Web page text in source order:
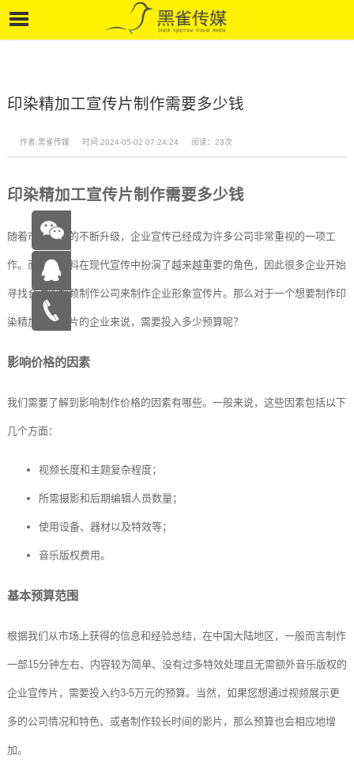
印染精加工宣传片制作需要多少钱
作者:黑雀传媒 时间:2024-05-02 07:24:24 阅读：23次
印染精加工宣传片制作需要多少钱
随着市场竞争的不断升级，企业宣传已经成为许多公司非常重视的一项工
作。而影像资料在现代宣传中扮演了越来越重要的角色，因此很多企业开始
寻找合适的视频制作公司来制作企业形象宣传片。那么对于一个想要制作印
染精加工宣传片的企业来说，需要投入多少预算呢？
影响价格的因素
我们需要了解到影响制作价格的因素有哪些。一般来说，这些因素包括以下
几个方面：
视频长度和主题复杂程度；
所需摄影和后期编辑人员数量；
使用设备、器材以及特效等；
音乐版权费用。
基本预算范围
根据我们从市场上获得的信息和经验总结，在中国大陆地区，一般而言制作
一部15分钟左右、内容较为简单、没有过多特效处理且无需额外音乐版权的
企业宣传片，需要投入约3-5万元的预算。当然，如果您想通过视频展示更
多的公司情况和特色、或者制作较长时间的影片，那么预算也会相应地增
加。
在线咨